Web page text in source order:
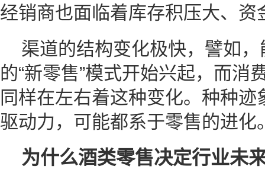
经销商也面临着库存积压大、
渠道的结构变化极快，譬如
的“新零售”模式开始兴起，而消
同样在左右着这种变化。种种
驱动力，可能都系于零售的进化
为什么酒类零售决定行业未